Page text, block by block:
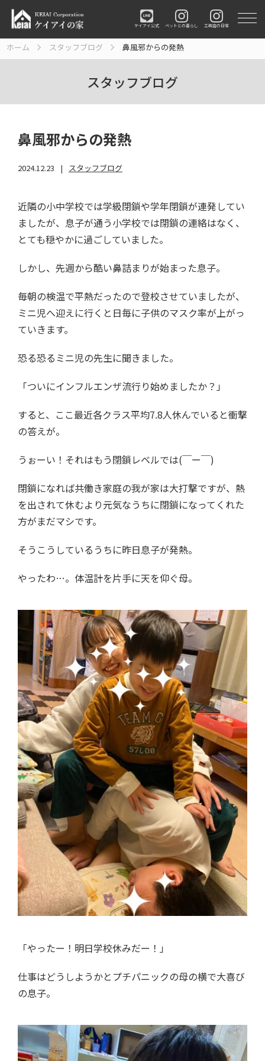
ケイアイ公式 ペットとの暮らし 工務店の日常
ホーム スタッフブログ 鼻風邪からの発熱
スタッフブログ
鼻風邪からの発熱
2024.12.23 スタッフブログ
近隣の小中学校では学級閉鎖や学年閉鎖が連発してい
ましたが、息子が通う小学校では閉鎖の連絡はなく、
とても穏やかに過ごしていました。
しかし、先週から酷い鼻詰まりが始まった息子。
毎朝の検温で平熱だったので登校させていましたが、
ミニ児へ迎えに行くと日毎に子供のマスク率が上がっ
ていきます。
恐る恐るミニ児の先生に聞きました。
「ついにインフルエンザ流行り始めましたか？」
すると、ここ最近各クラス平均7.8人休んでいると衝撃
の答えが。
うぉーい！それはもう閉鎖レベルでは(￣ー￣)
閉鎖になれば共働き家庭の我が家は大打撃ですが、熱
を出されて休むより元気なうちに閉鎖になってくれた
方がまだマシです。
そうこうしているうちに昨日息子が発熱。
やったわ…。体温計を片手に天を仰ぐ母。
「やったー！明日学校休みだー！」
仕事はどうしようかとプチパニックの母の横で大喜び
の息子。